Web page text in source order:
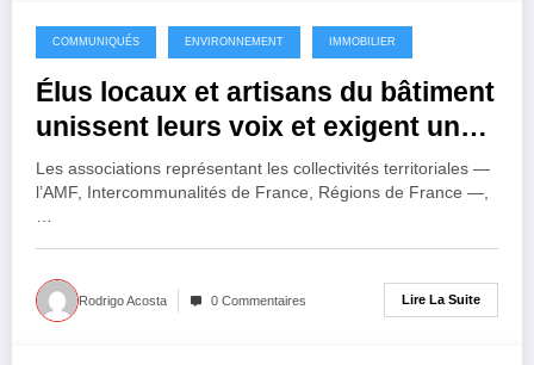
10 avril 2026
COMMUNIQUÉS ENVIRONNEMENT IMMOBILIER
Élus locaux et artisans du bâtiment
unissent leurs voix et exigent une
REP Produits et matériaux de
construction du secteur du
bâtiment (PMCB) au service des
Les associations représentant les collectivités territoriales —
l’AMF, Intercommunalités de France, Régions de France —,
Rodrigo Acosta 0 Commentaires Lire La Suite